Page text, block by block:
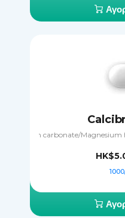
Calcium carbonate/